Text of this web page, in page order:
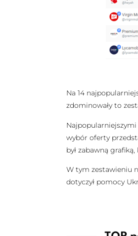
Na 14
zdominowały to
Najpopularniejszymi
wybór oferty
był zabawną
W tym zestawieniu
dotyczył pomocy